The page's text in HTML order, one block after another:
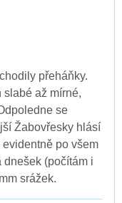
přeháňky.
slabé až mírné,
se
Žabovřesky hlásí
po všem
dnešek (počítám i
srážek.